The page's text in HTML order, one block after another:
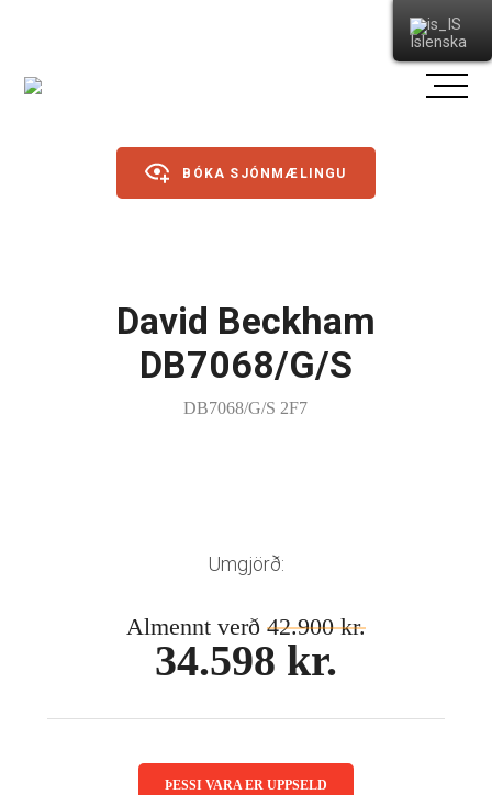
Sólgleraugu
Íþróttagleraugu
Gleraugnaklútar og sprey
BÓKA SJÓNMÆLINGU
David Beckham
DB7068/G/S
DB7068/G/S 2F7
Umgjörð:
Almennt verð 42.900 kr.
34.598 kr.
ÞESSI VARA ER UPPSELD
Íslenska